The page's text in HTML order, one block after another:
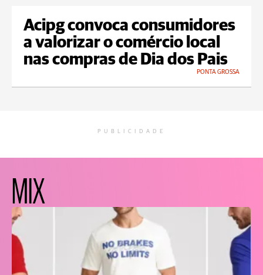
Acipg convoca consumidores
a valorizar o comércio local
nas compras de Dia dos Pais
PONTA GROSSA
PUBLICIDADE
MIX